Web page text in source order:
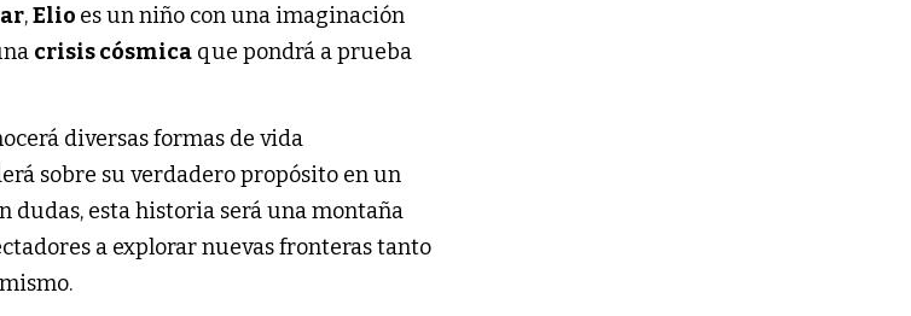
,Elio es un niño con una imaginación
crisis cósmica que pondrá a prueba
diversas formas de vida
sobre su verdadero propósito en un
dudas, esta historia será una montaña
a explorar nuevas fronteras tanto